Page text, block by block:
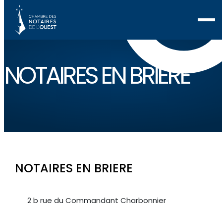
NOTAIRES EN BRIERE
NOTAIRES EN BRIERE
2 b rue du Commandant Charbonnier